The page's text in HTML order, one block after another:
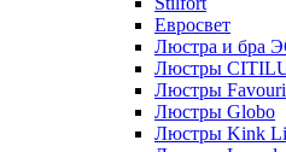
Евросвет
Люстра и бра
Люстры
Люстры
Люстры Globo
Люстры Kink